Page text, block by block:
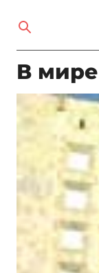
В мире